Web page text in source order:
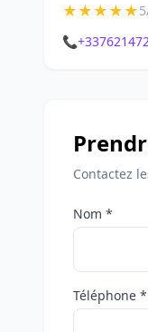
★★★★★
📞
Contactez
Nom *
Téléphone *